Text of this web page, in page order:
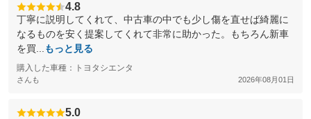
4.8
丁寧に説明してくれて、中古車の中でも少し傷を直せば綺麗に
なるものを安く提案してくれて非常に助かった。もちろん新車
を買...
もっと見る
購入した車種：トヨタシエンタ
さんも 2026年08月01日
5.0